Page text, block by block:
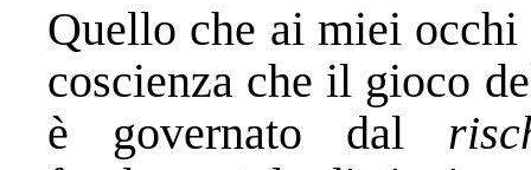
Quello che ai miei occhi
coscienza che il gioco
è governato dal